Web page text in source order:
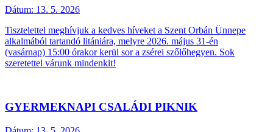
Dátum: 13. 5. 2026
Tisztelettel meghívjuk a kedves híveket a Szent Orbán Ünnepe
alkalmából tartandó litániára, melyre 2026. május 31-én
(vasárnap) 15:00 órakor kerül sor a zsérei szőlőhegyen. Sok
szeretettel várunk mindenkit!
GYERMEKNAPI CSALÁDI PIKNIK